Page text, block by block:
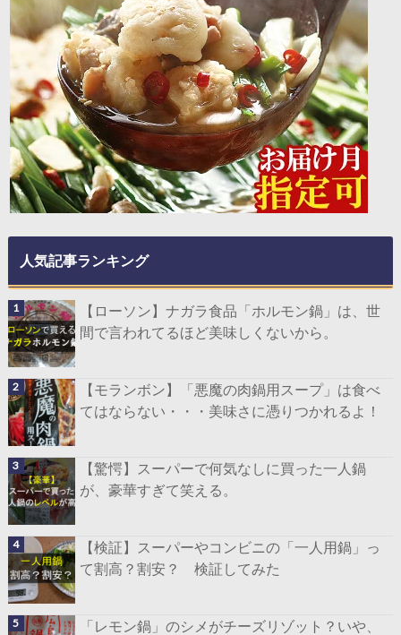
人気記事ランキング
【ローソン】ナガラ食品「ホルモン鍋」は、世
間で言われてるほど美味しくないから。
【モランボン】「悪魔の肉鍋用スープ」は食べ
てはならない・・・美味さに憑りつかれるよ！
【驚愕】スーパーで何気なしに買った一人鍋
が、豪華すぎて笑える。
【検証】スーパーやコンビニの「一人用鍋」っ
て割高？割安？ 検証してみた
「レモン鍋」のシメがチーズリゾット？いや、